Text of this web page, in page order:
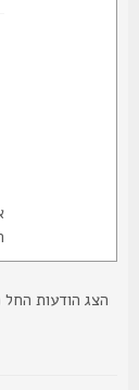
הודעות החל מה: